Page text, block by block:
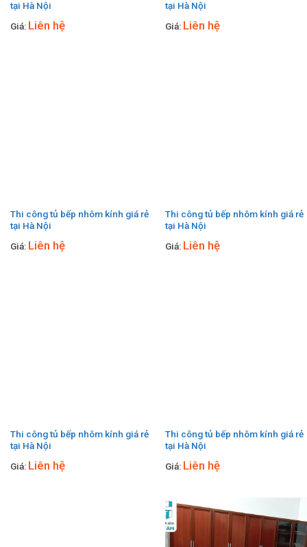
tại Hà Nội
Giá: Liên hệ
tại Hà Nội
Giá: Liên hệ
Thi công tủ bếp nhôm kính giá rẻ
tại Hà Nội
Giá: Liên hệ
Thi công tủ bếp nhôm kính giá rẻ
tại Hà Nội
Giá: Liên hệ
Thi công tủ bếp nhôm kính giá rẻ
tại Hà Nội
Giá: Liên hệ
Thi công tủ bếp nhôm kính giá rẻ
tại Hà Nội
Giá: Liên hệ